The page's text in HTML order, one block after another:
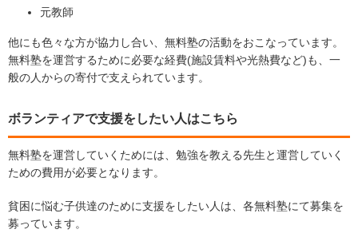
元教師
他にも色々な方が協力し合い、無料塾の活動をおこなっています。
無料塾を運営するために必要な経費(施設賃料や光熱費など)も、一
般の人からの寄付で支えられています。
ボランティアで支援をしたい人はこちら
無料塾を運営していくためには、勉強を教える先生と運営していく
ための費用が必要となります。
貧困に悩む子供達のために支援をしたい人は、各無料塾にて募集を
募っています。